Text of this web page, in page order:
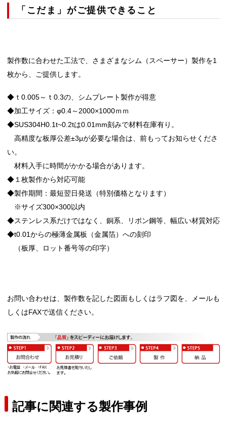
「こだま」がご提供できること
製作数に合わせた工法で、さまざまなシム（スペーサー）製作を1
枚から、ご提供します。
◆ｔ0.005～ｔ0.3の、シムプレート製作が得意
◆加工サイズ：φ0.4～2000×1000ｍｍ
◆SUS304H0.1t~0.2tは0.01mm刻みで材料在庫有り。
高精度な板厚公差±3μが必要な場合は、前もってお知らせくださ
い。
材料入手に時間がかかる場合があります。
◆１枚製作から対応可能
◆製作期間：最短翌日発送（特別価格となります）
※サイズ300×300以内
◆ステンレス系だけではなく、銅系、リボン鋼等、幅広い材質対応
◆t0.01からの極薄金属板（金属箔）への刻印
（板厚、ロット番号等の印字）
お問い合わせは、製作数を記した図面もしくはラフ図を、メールも
しくはFAXで送信ください。
記事に関連する製作事例